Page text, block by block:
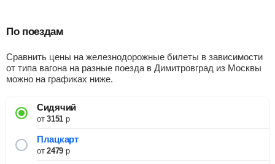
По поездам
Сравнить цены на железнодорожные билеты в зависимости
от типа вагона на разные поезда в Димитровград из Москвы
можно на графиках ниже.
Сидячий
от3151р
Плацкарт
от2479р